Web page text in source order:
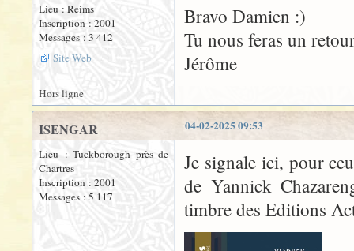
Lieu : Reims
Inscription : 2001
Messages : 3 412
Site Web
Bravo Damien :)
Tu nous feras un
Jérôme
Hors ligne
04-02-2025 09:53
ISENGAR
Lieu : Tuckborough près de
Chartres
Inscription : 2001
Messages : 5 117
Je signale ici, pour
de Yannick
timbre des Editions